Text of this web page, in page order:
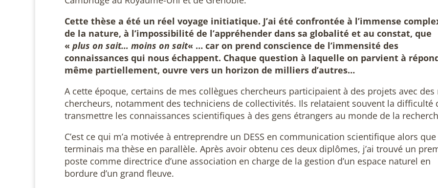
Cette thèse a été un réel voyage initiatique. J’ai été confrontée à l’immense
de la nature, à l’impossibilité de l’appréhender dans sa globalité et au constat, que
« plus on sait… moins on sait« … car on prend conscience de l’immensité des
connaissances qui nous échappent. Chaque question à laquelle on parvient à
même partiellement, ouvre vers un horizon de milliers d’autres…
A cette époque, certains de mes collègues chercheurs participaient à des projets avec des
chercheurs, notamment des techniciens de collectivités. Ils relataient souvent la difficulté
transmettre les connaissances scientifiques à des gens étrangers au monde de la
C’est ce qui m’a motivée à entreprendre un DESS en communication scientifique alors
terminais ma thèse en parallèle. Après avoir obtenu ces deux diplômes, j’ai trouvé un
poste comme directrice d’une association en charge de la gestion d’un espace naturel en
bordure d’un grand fleuve.